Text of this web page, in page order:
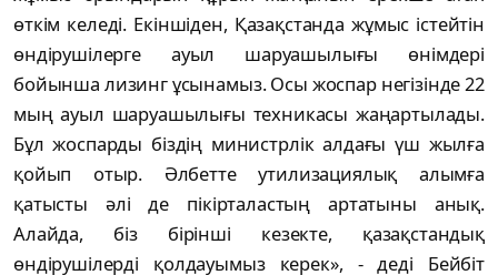
өткім келеді. Екіншіден, Қазақстанда жұмыс істейтін
өндірушілерге ауыл шаруашылығы өнімдері
бойынша лизинг ұсынамыз. Осы жоспар негізінде 22
мың ауыл шаруашылығы техникасы жаңартылады.
Бұл жоспарды біздің министрлік алдағы үш жылға
қойып отыр. Әлбетте утилизациялық алымға
қатысты әлі де пікірталастың артатыны анық.
Алайда, біз бірінші кезекте, қазақстандық
өндірушілерді қолдауымыз керек», - деді Бейбіт